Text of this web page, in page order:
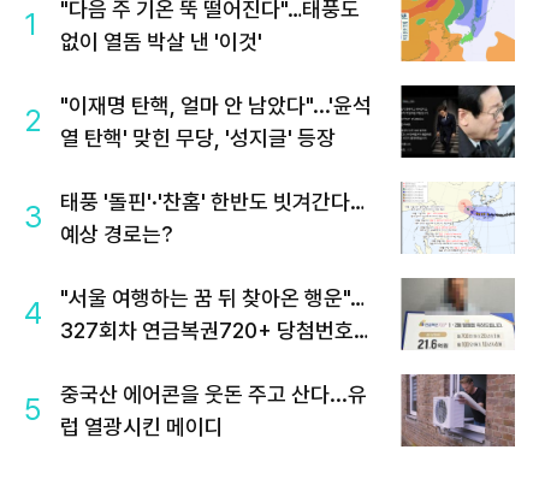
1
"다음 주 기온 뚝 떨어진다"…태풍도
없이 열돔 박살 낸 '이것'
2
"이재명 탄핵, 얼마 안 남았다"...'윤석
열 탄핵' 맞힌 무당, '성지글' 등장
3
태풍 '돌핀'·'찬홈' 한반도 빗겨간다…
예상 경로는?
4
"서울 여행하는 꿈 뒤 찾아온 행운"…
327회차 연금복권720+ 당첨번호조
5
중국산 에어콘을 웃돈 주고 산다...유
럽 열광시킨 메이디